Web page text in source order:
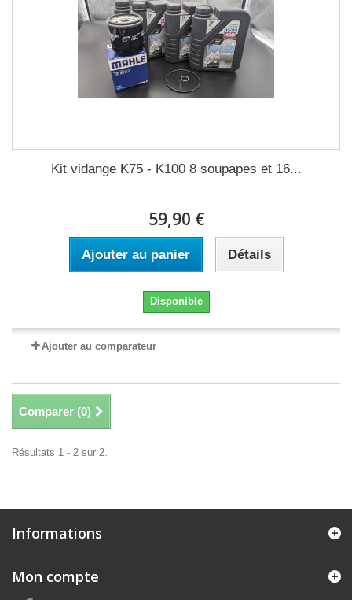
Kit vidange K75 - K100 8 soupapes et 16...
59,90 €
Ajouter au panier Détails
Disponible
Ajouter au comparateur
Comparer (0)
Résultats 1 - 2 sur 2.
Informations
Mon compte